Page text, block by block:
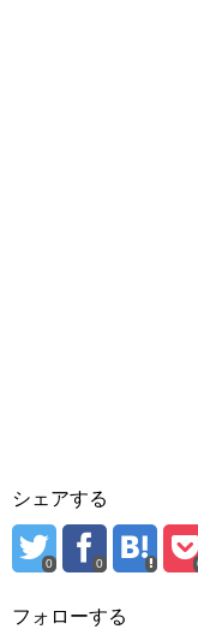
シェアする
0 0
フォローする